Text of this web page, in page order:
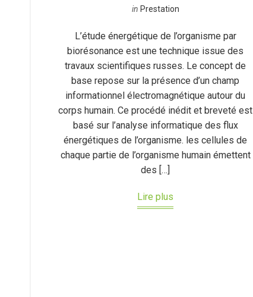
in Prestation
L’étude énergétique de l’organisme par
biorésonance est une technique issue des
travaux scientifiques russes. Le concept de
base repose sur la présence d’un champ
informationnel électromagnétique autour du
corps humain. Ce procédé inédit et breveté est
basé sur l’analyse informatique des flux
énergétiques de l’organisme. les cellules de
chaque partie de l’organisme humain émettent
des […]
Lire plus